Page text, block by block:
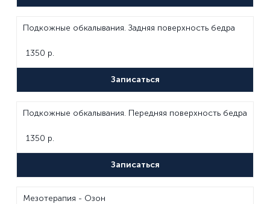
Подкожные обкалывания. Задняя поверхность бедра
1350 р.
Записаться
Подкожные обкалывания. Передняя поверхность бедра
1350 р.
Записаться
Мезотерапия - Озон